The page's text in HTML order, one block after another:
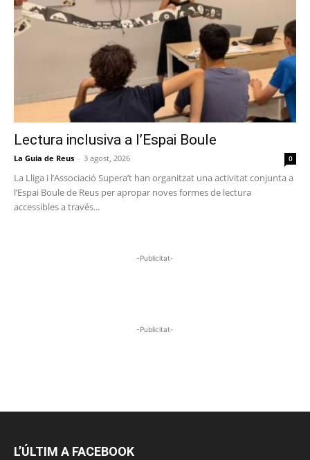
Lectura inclusiva a l’Espai Boule
La Guia de Reus - 3 agost, 2026 0
La Lliga i l’Associació Supera’t han organitzat una activitat conjunta a
l’Espai Boule de Reus per apropar noves formes de lectura
accessibles a través...
-Publicitat-
-Publicitat-
L’ÚLTIM A FACEBOOK